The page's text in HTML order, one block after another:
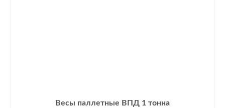
Весы паллетные ВПД 1 тонна